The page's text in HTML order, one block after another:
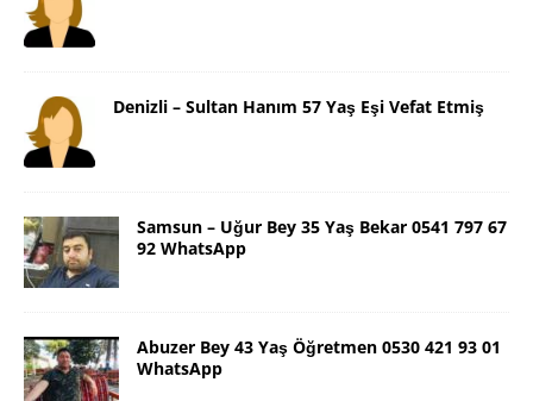
Denizli – Sultan Hanım 57 Yaş Eşi Vefat Etmiş
Samsun – Uğur Bey 35 Yaş Bekar 0541 797 67
92 WhatsApp
Abuzer Bey 43 Yaş Öğretmen 0530 421 93 01
WhatsApp